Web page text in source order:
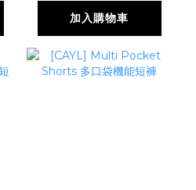
加入購物車